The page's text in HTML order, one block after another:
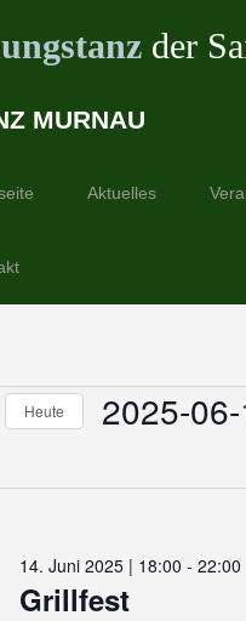
MURNAU
Aktuelles
Heute 2025-
Grillfest
14. Juni 2025 | 18:00 - 22:00
der